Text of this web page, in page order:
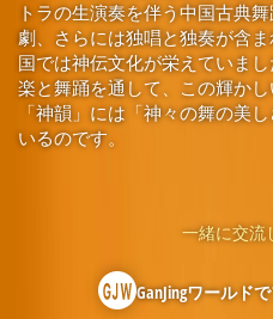
トラの生演奏を伴う中国古典
劇、さらには独唱と独奏が含
国では神伝文化が栄えていま
楽と舞踊を通して、この輝かし
「神韻」には「神々の舞の美
いるのです。
一緒に交流
GanJingワールド